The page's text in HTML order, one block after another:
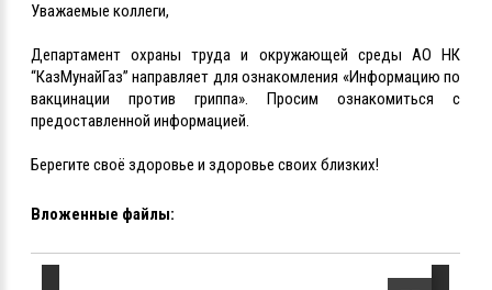
Уважаемые коллеги,
Департамент охраны труда и окружающей среды АО НК
“КазМунайГаз” направляет для ознакомления «Информацию по
вакцинации против гриппа». Просим ознакомиться с
предоставленной информацией.
Берегите своё здоровье и здоровье своих близких!
Вложенные файлы: